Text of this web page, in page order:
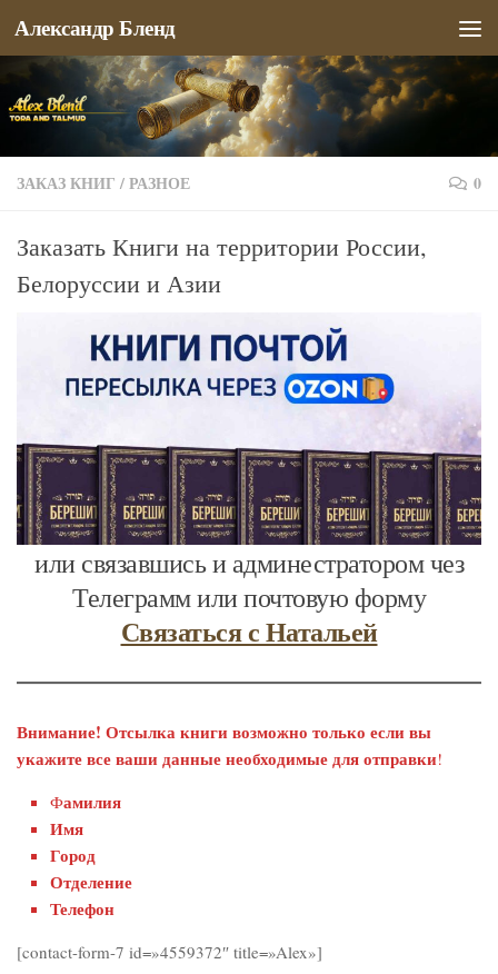
Перейти к содержимому
Александр Бленд
ЗАКАЗ КНИГ /РАЗНОЕ 0
Заказать Книги на территории России,
Белоруссии и Азии
или связавшись и админестратором чез
Телеграмм или почтовую форму
Связаться с Натальей
Внимание! Отсылка книги возможно только если вы
укажите все ваши данные необходимые для отправки!
Фамилия
Имя
Город
Отделение
Телефон
[contact-form-7 id=»4559372″ title=»Alex»]